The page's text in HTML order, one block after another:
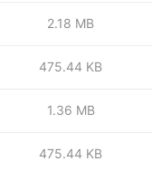
2.18 MB
475.44 KB
1.36 MB
475.44 KB